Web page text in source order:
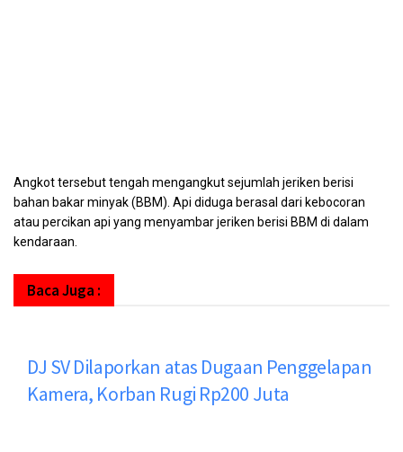
Angkot tersebut tengah mengangkut sejumlah jeriken berisi
bahan bakar minyak (BBM). Api diduga berasal dari kebocoran
atau percikan api yang menyambar jeriken berisi BBM di dalam
kendaraan.
Baca Juga :
DJ SV Dilaporkan atas Dugaan Penggelapan
Kamera, Korban Rugi Rp200 Juta